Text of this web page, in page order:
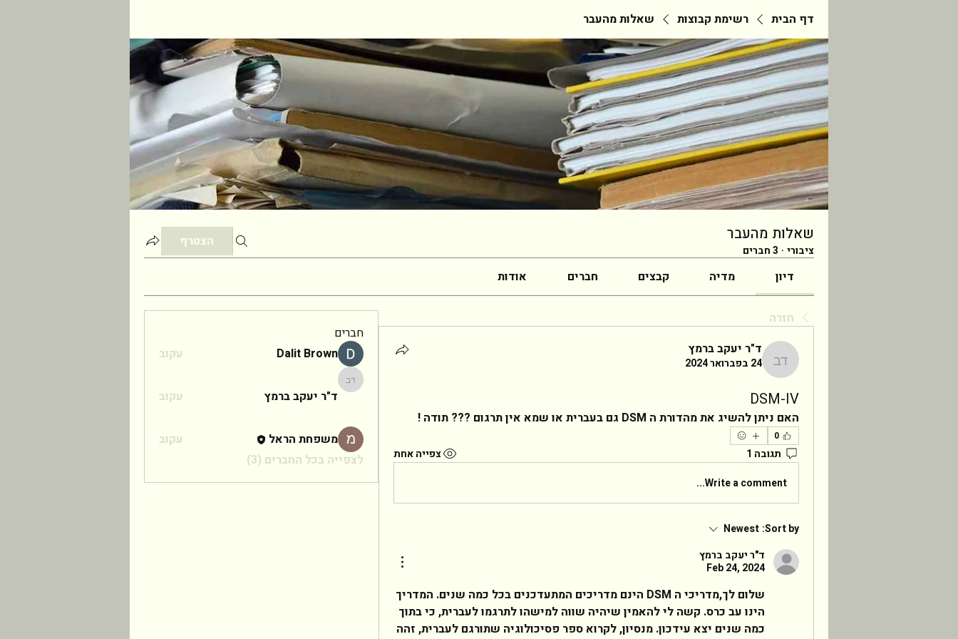
דף הבית רשימת קבוצות שאלות מהעבר
שאלות מהעבר
ציבורי · 3 חברים
הצטרף
דיון מדיה קבצים חברים אודות
חזרה
ד"ר יעקב ברמץ
ד"ר יעקב ברמץ
24 בפברואר 2024
DSM-IV
האם ניתן להשיג את מהדורת ה DSM גם בעברית או שמא אין תרגום ??? תודה !
0
תגובה 1
צפייה אחת
Write a comment...
Sort by:
Newest
ד"ר יעקב ברמץ
Feb 24, 2024
חברים
Dalit Brown
עקוב
ד"ר יעקב ברמץ
ד"ר יעקב ברמץ עקוב
משפחת הראל
עקוב
לצפייה בכל החברים (3)